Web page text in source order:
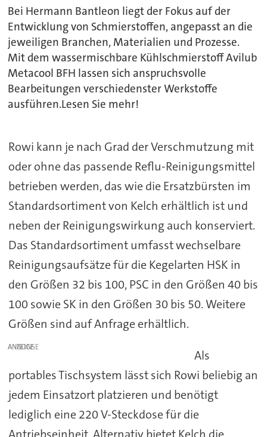
Bei Hermann Bantleon liegt der Fokus auf der
Entwicklung von Schmierstoffen, angepasst an die
jeweiligen Branchen, Materialien und Prozesse.
Mit dem wassermischbare Kühlschmierstoff Avilub
Metacool BFH lassen sich anspruchsvolle
Bearbeitungen verschiedenster Werkstoffe
ausführen.Lesen Sie mehr!
Rowi kann je nach Grad der Verschmutzung mit
oder ohne das passende Reflu-Reinigungsmittel
betrieben werden, das wie die Ersatzbürsten im
Standardsortiment von Kelch erhältlich ist und
neben der Reinigungswirkung auch konserviert.
Das Standardsortiment umfasst wechselbare
Reinigungsaufsätze für die Kegelarten HSK in
den Größen 32 bis 100, PSC in den Größen 40 bis
100 sowie SK in den Größen 30 bis 50. Weitere
Größen sind auf Anfrage erhältlich.
ANZEIGE
Als
portables Tischsystem lässt sich Rowi beliebig an
jedem Einsatzort platzieren und benötigt
lediglich eine 220 V-Steckdose für die
Antriebseinheit. Alternativ bietet Kelch die